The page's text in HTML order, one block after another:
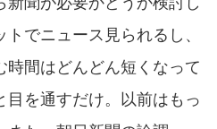
でニュース見られるし、
時間はどんどん短くなって
目を通すだけ。以前はもっ